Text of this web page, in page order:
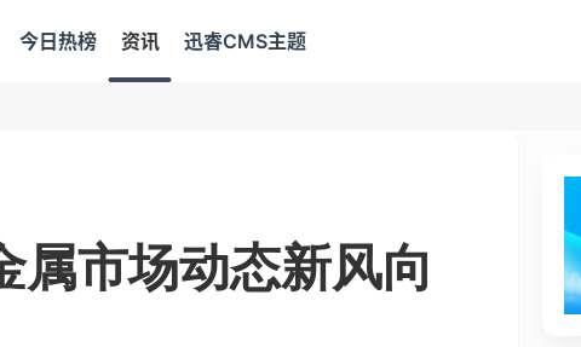
今日热榜 资讯 迅睿CMS主题
属市场动态新风向